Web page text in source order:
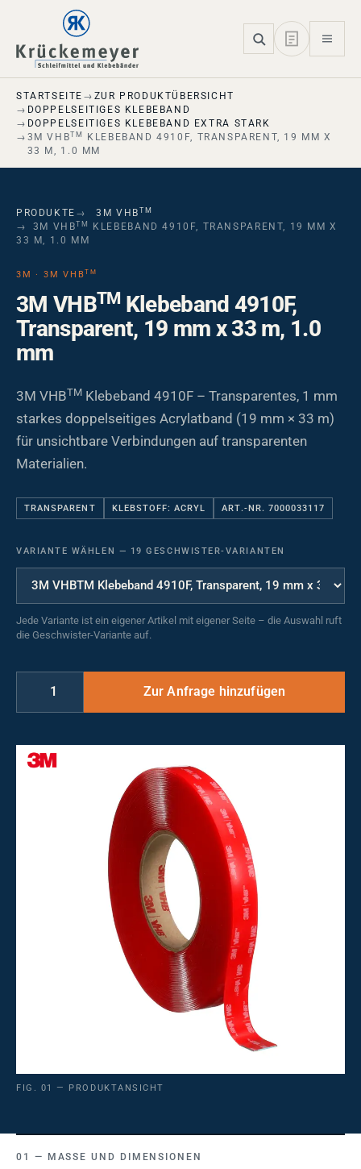
Skip to main navigation
Skip to main content
Skip to page footer
STARTSEITE
ZUR PRODUKTÜBERSICHT
DOPPELSEITIGES KLEBEBAND
DOPPELSEITIGES KLEBEBAND EXTRA STARK
3M VHBTM
KLEBEBAND 4910F, TRANSPARENT, 19 MM X
33 M, 1.0 MM
PRODUKTE 3M VHB TM
3M VHBTM
KLEBEBAND 4910F, TRANSPARENT, 19 MM X
33 M, 1.0 MM
3M · 3M VHBTM
3M VHBTMKlebeband 4910F,
Transparent, 19 mm x 33 m, 1.0
mm
3M VHBTM Klebeband 4910F – Transparentes, 1 mm
starkes doppelseitiges Acrylatband (19 mm × 33 m)
für unsichtbare Verbindungen auf transparenten
Materialien.
TRANSPARENT KLEBSTOFF: ACRYL ART.-NR. 7000033117
VARIANTE WÄHLEN — 19 GESCHWISTER-VARIANTEN
Jede Variante ist ein eigener Artikel mit eigener Seite – die Auswahl ruft
die Geschwister-Variante auf.
FIG. 01 — PRODUKTANSICHT
MASSE UND DIMENSIONEN